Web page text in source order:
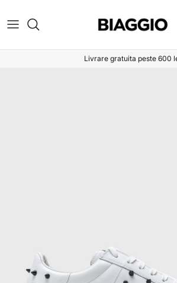
Livrare gratuita peste 600